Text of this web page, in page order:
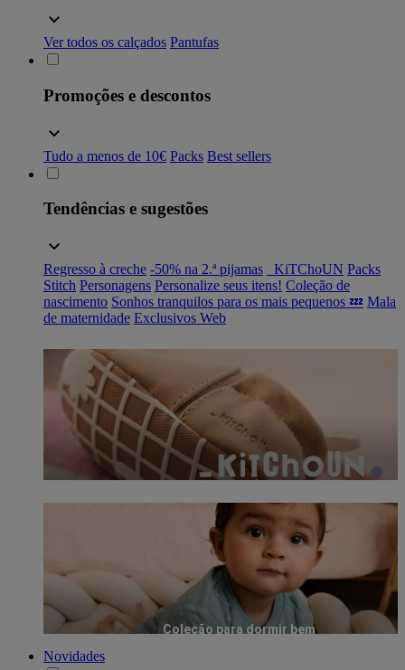
Ver todos os calçados Pantufas
Promoções e descontos
Tudo a menos de 10€ Packs Best sellers
Tendências e sugestões
Regresso à creche -50% na 2.ª pijamas _KiTChoUN Packs
Stitch Personagens Personalize seus itens! Coleção de
nascimento Sonhos tranquilos para os mais pequenos 💤 Mala
de maternidade Exclusivos Web
Coleção para dormir bem
Novidades